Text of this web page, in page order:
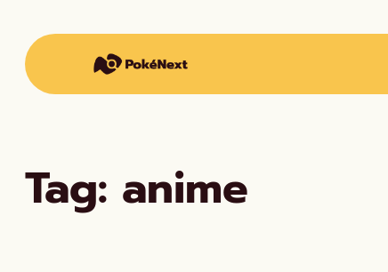
contenuto
Tag: anime